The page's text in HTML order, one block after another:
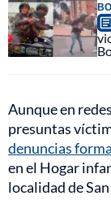
Aunque en
presuntas
denuncias
en el Hogar
localidad de